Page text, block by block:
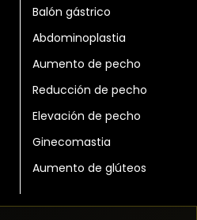
Balón gástrico
Abdominoplastia
Aumento de pecho
Reducción de pecho
Elevación de pecho
Ginecomastia
Aumento de glúteos